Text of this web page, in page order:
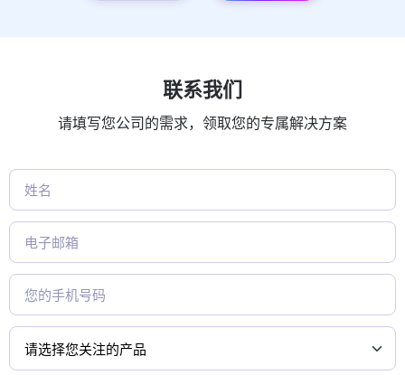
联系我们
请填写您公司的需求，领取您的专属解决方案